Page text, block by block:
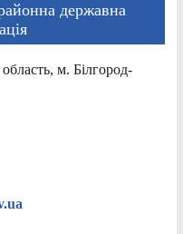
державна
м. Білгород-